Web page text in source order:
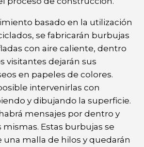
basado en la utilización
se fabricarán burbujas
con aire caliente, dentro
visitantes dejarán sus
en papeles de colores.
intervenirlas con
y dibujando la superficie.
mensajes por dentro y
mismas. Estas burbujas se
una malla de hilos y quedarán